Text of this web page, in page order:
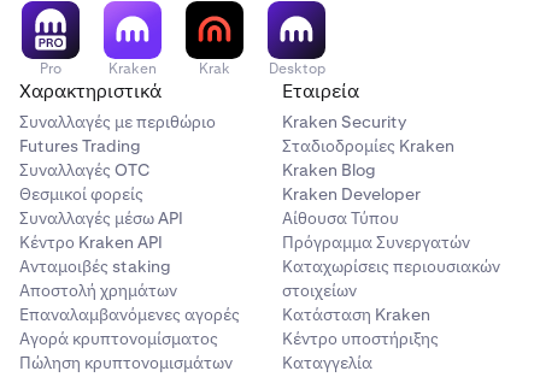
Pro Kraken Krak Desktop
Χαρακτηριστικά
Συναλλαγές με περιθώριο
Futures Trading
Συναλλαγές OTC
Θεσμικοί φορείς
Συναλλαγές μέσω API
Κέντρο Kraken API
Ανταμοιβές staking
Αποστολή χρημάτων
Επαναλαμβανόμενες αγορές
Αγορά κρυπτονομίσματος
Πώληση κρυπτονομισμάτων
Εταιρεία
Kraken Security
Σταδιοδρομίες Kraken
Kraken Blog
Kraken Developer
Αίθουσα Τύπου
Πρόγραμμα Συνεργατών
Καταχωρίσεις περιουσιακών
στοιχείων
Κατάσταση Kraken
Κέντρο υποστήριξης
Καταγγελία